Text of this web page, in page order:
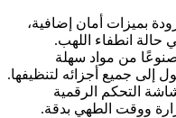
بميزات أمان إضافية،
حالة انطفاء اللهب.
من مواد سهلة
إلى جميع أجزائه لتنظيفها.
التحكم الرقمية
ووقت الطهي بدقة.